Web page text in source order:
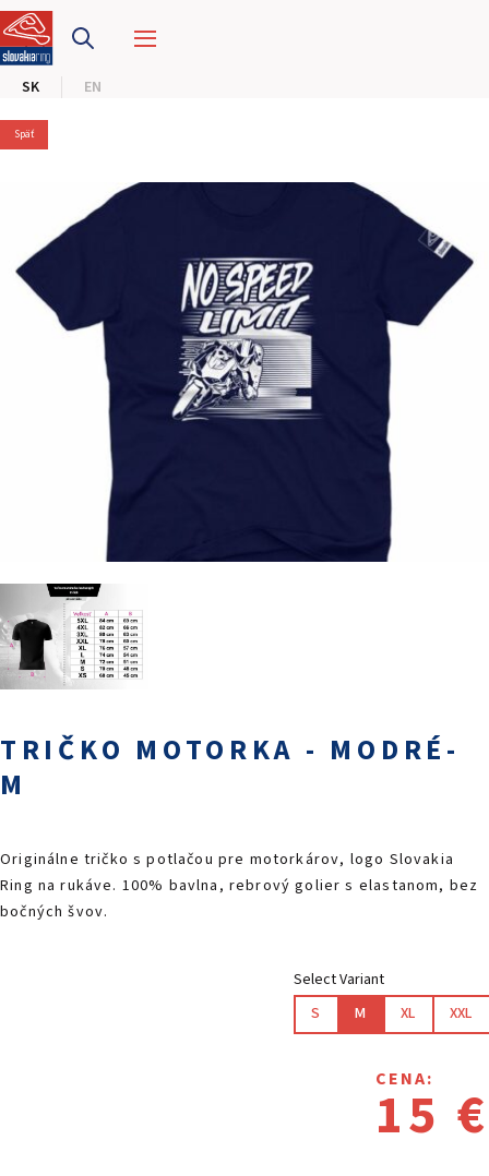
SK EN
PRETEKÁRSKY OKRUH
MOTOKÁRY
HOTEL RING
KALENDÁR
MAPA STRÁNKY
E-SHOP A VSTUPENKY
PODUJATIA 2026
Späť
TRIČKO MOTORKA - MODRÉ-
M
Originálne tričko s potlačou pre motorkárov, logo Slovakia
Ring na rukáve. 100% bavlna, rebrový golier s elastanom, bez
bočných švov.
Select Variant
S
M XL XXL
CENA:
15 €